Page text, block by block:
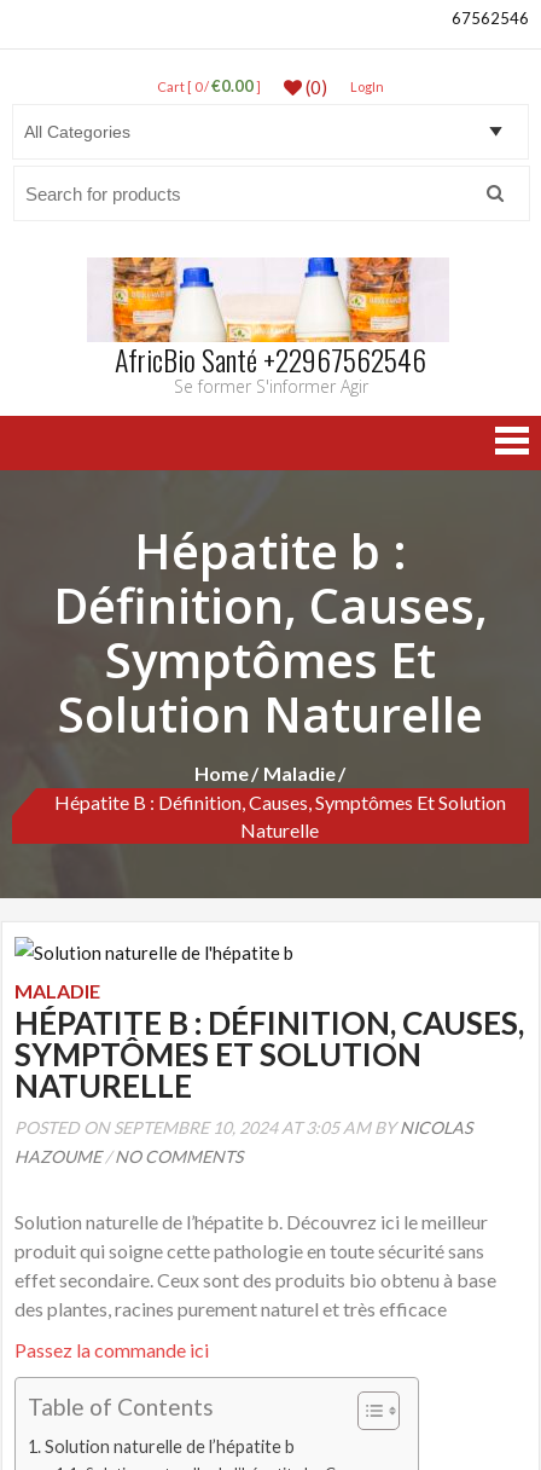
67562546
Cart [ 0 /€0.00] (0) LogIn
AfricBio Santé +22967562546
Se former S'informer Agir
Hépatite b :
Définition, Causes,
Symptômes Et
Solution Naturelle
Home
Maladie
Hépatite B : Définition, Causes, Symptômes Et Solution
Naturelle
MALADIE
HÉPATITE B : DÉFINITION, CAUSES,
SYMPTÔMES ET SOLUTION
NATURELLE
POSTED ON SEPTEMBRE 10, 2024 AT 3:05 AM BYNICOLAS
HAZOUME/NO COMMENTS
Solution naturelle de l’hépatite b. Découvrez ici le meilleur
produit qui soigne cette pathologie en toute sécurité sans
effet secondaire. Ceux sont des produits bio obtenu à base
des plantes, racines purement naturel et très efficace
Passez la commande ici
Table of Contents
Solution naturelle de l’hépatite b